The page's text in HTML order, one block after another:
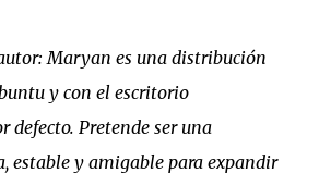
Maryan es una distribución
y con el escritorio
defecto. Pretende ser una
estable y amigable para expandir